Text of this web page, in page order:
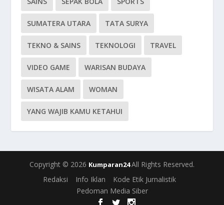
SUMATERA UTARA TATA SURYA
TEKNO & SAINS TEKNOLOGI TRAVEL
VIDEO GAME WARISAN BUDAYA
WISATA ALAM WOMAN
YANG WAJIB KAMU KETAHUI
Copyright © 2026 Kumparan24All Rights Reserved.
Redaksi
Info Iklan
Kode Etik Jurnalistik
Pedoman Media Siber